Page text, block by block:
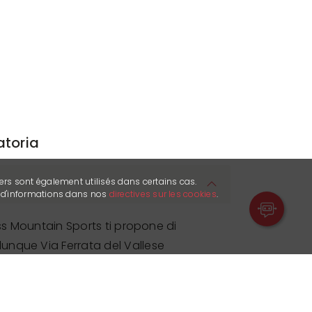
Mountain Sports ti propone di
Via Ferrata del Vallese
sont également utilisés dans certains cas.
dans nos directives sur les cookies.